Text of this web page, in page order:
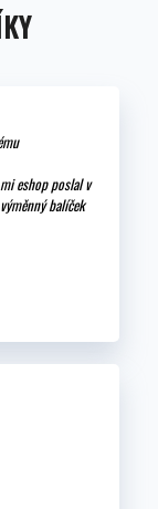
eshop poslal v
balíček